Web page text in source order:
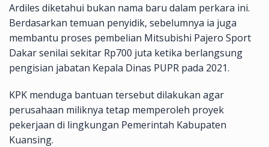
Ardiles diketahui bukan nama baru dalam perkara ini.
Berdasarkan temuan penyidik, sebelumnya ia juga
membantu proses pembelian Mitsubishi Pajero Sport
Dakar senilai sekitar Rp700 juta ketika berlangsung
pengisian jabatan Kepala Dinas PUPR pada 2021.
KPK menduga bantuan tersebut dilakukan agar
perusahaan miliknya tetap memperoleh proyek
pekerjaan di lingkungan Pemerintah Kabupaten
Kuansing.